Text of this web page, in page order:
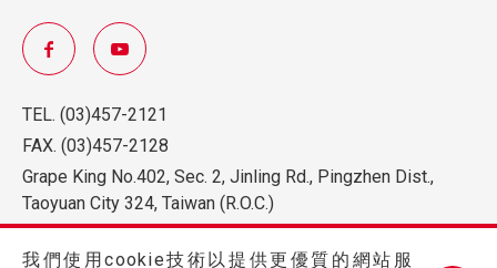
TEL. (03)457-2121
FAX. (03)457-2128
Grape King No.402, Sec. 2, Jinling Rd., Pingzhen Dist.,
Taoyuan City 324, Taiwan (R.O.C.)
我們使用cookie技術以提供更優質的網站服